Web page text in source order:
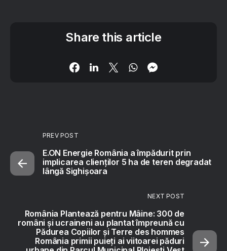
Share this article
PREV POST
E.ON Energie România a împădurit prin
implicarea clienților 5 ha de teren degradat
lângă Sighișoara
NEXT POST
România Plantează pentru Mâine: 300 de
români și ucraineni au plantat împreună cu
Pădurea Copiilor și Terre des hommes
România primii puieți ai viitoarei păduri